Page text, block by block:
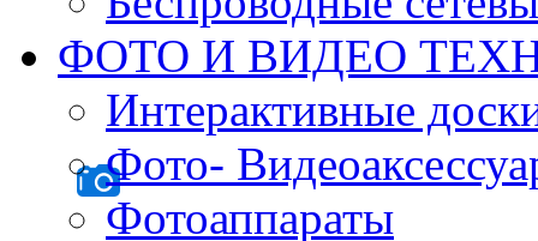
ФОТО И ВИДЕО
Интерактивные
Фото-
Фотоаппараты